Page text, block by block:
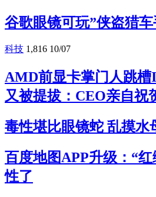
谷歌眼镜可玩”侠盗猎车
科技 1,816 10/07
AMD前显卡掌门人跳
又被提拔：CEO亲自祝
毒性堪比眼镜蛇 乱摸水
百度地图APP升级：“
性了